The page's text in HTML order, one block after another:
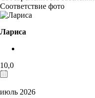
Соответствие фото
Лариса
10,0
июль 2026